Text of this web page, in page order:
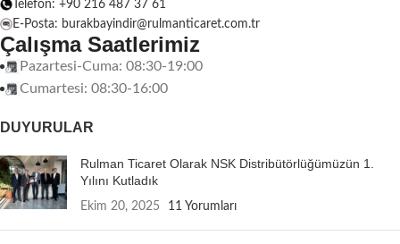
Telefon: +90 216 487 37 61
E-Posta: burakbayindir@rulmanticaret.com.tr
Çalışma Saatlerimiz
Pazartesi-Cuma: 08:30-19:00
Cumartesi: 08:30-16:00
DUYURULAR
Rulman Ticaret Olarak NSK Distribütörlüğümüzün 1.
Yılını Kutladık
Ekim 20, 2025 11 Yorumları